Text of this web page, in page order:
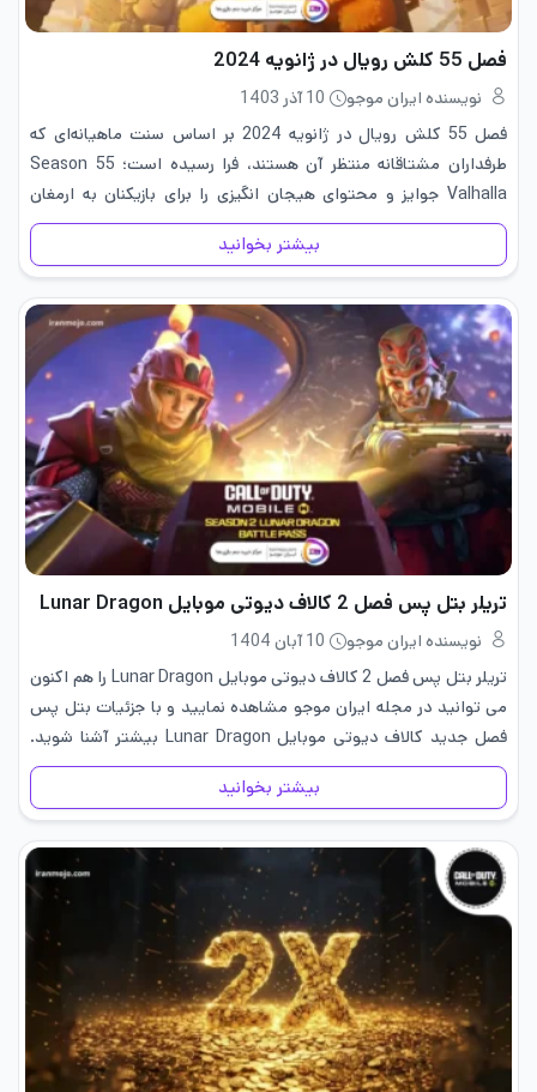
فصل 55 کلش رویال در ژانویه 2024
نویسنده ایران موجو
10 آذر 1403
فصل 55 کلش رویال در ژانویه 2024 بر اساس سنت ماهیانه‌ای که
طرفداران مشتاقانه منتظر آن هستند، فرا رسیده است؛ Season 55
Valhalla جوایز و محتوای هیجان انگیزی را برای بازیکنان به ارمغان
می‌آورد. به عنوان بخشی از Card Evolutions،…
بیشتر بخوانید
تریلر بتل پس فصل 2 کالاف دیوتی موبایل Lunar Dragon
نویسنده ایران موجو
10 آبان 1404
تریلر بتل پس فصل 2 کالاف دیوتی موبایل Lunar Dragon را هم اکنون
می توانید در مجله ایران موجو مشاهده نمایید و با جزئیات بتل پس
فصل جدید کالاف دیوتی موبایل Lunar Dragon بیشتر آشنا شوید.
همچنین بهترین قیمت خرید…
بیشتر بخوانید